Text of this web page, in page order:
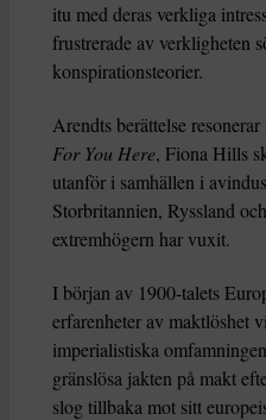
itu med deras verkliga
frustrerade av verkligheten
konspirationsteorier.
Arendts berättelse
For You Here, Fiona Hills
utanför i samhällen i
Storbritannien, Ryssland
extremhögern har vuxit.
I början av 1900-talets
erfarenheter av maktlöshet
imperialistiska
gränslösa jakten på makt
slog tillbaka mot sitt